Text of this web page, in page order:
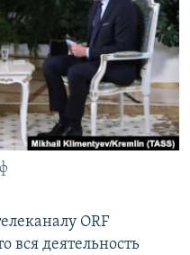
ORF
вся деятельность